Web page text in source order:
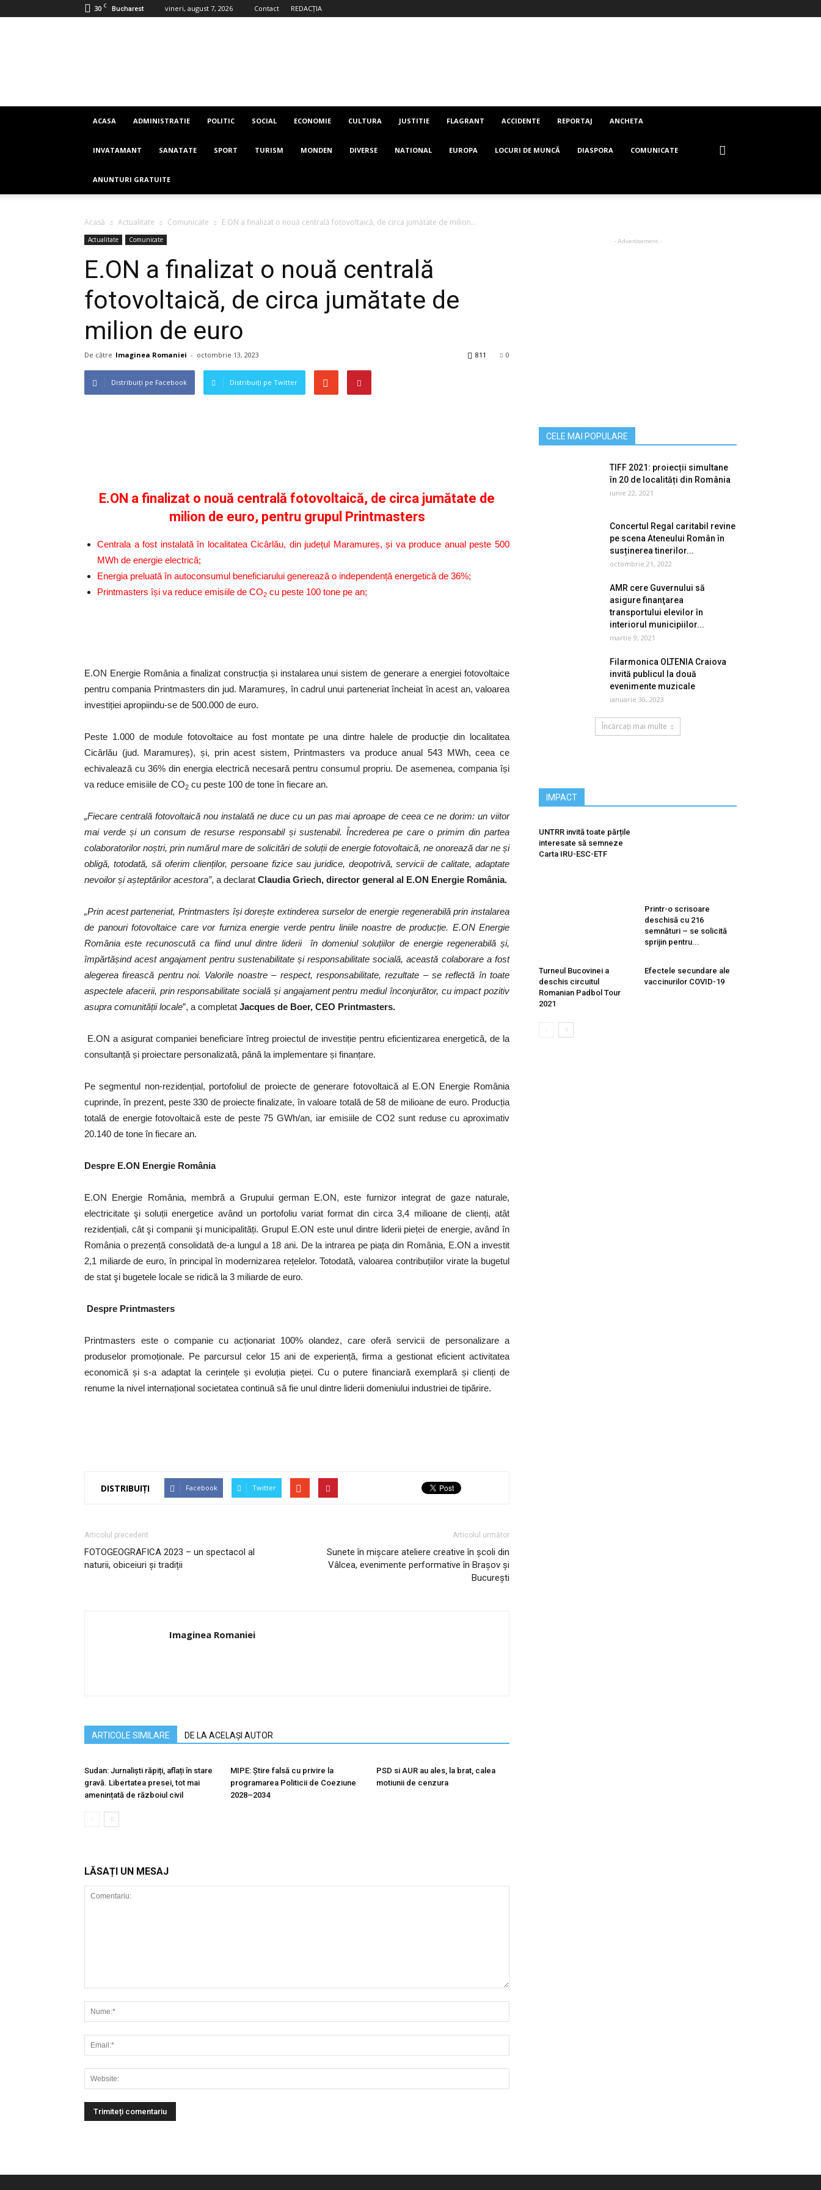
30 C Bucharest vineri, august 7, 2026 Contact REDACȚIA
ACASA ADMINISTRATIE POLITIC SOCIAL ECONOMIE CULTURA JUSTITIE FLAGRANT ACCIDENTE REPORTAJ ANCHETA
INVATAMANT SANATATE SPORT TURISM MONDEN DIVERSE NATIONAL EUROPA LOCURI DE MUNCĂ DIASPORA COMUNICATE
ANUNTURI GRATUITE
Acasă Actualitate Comunicate E.ON a finalizat o nouă centrală fotovoltaică, de circa jumătate de milion...
Actualitate Comunicate
E.ON a finalizat o nouă centrală
fotovoltaică, de circa jumătate de
milion de euro
De către Imaginea Romaniei - octombrie 13, 2023 0
811
Distribuiți pe Facebook Distribuiți pe Twitter
E.ON a finalizat o nouă centrală fotovoltaică, de circa jumătate de
milion de euro, pentru grupul Printmasters
Centrala a fost instalată în localitatea Cicârlău, din județul Maramureș, și va produce anual peste 500
MWh de energie electrică;
Energia preluată în autoconsumul beneficiarului generează o independență energetică de 36%;
Printmasters își va reduce emisiile de CO2 cu peste 100 tone pe an;
E.ON Energie România a finalizat construcția și instalarea unui sistem de generare a energiei fotovoltaice
pentru compania Printmasters din jud. Maramureș, în cadrul unui parteneriat încheiat în acest an, valoarea
investiției apropiindu-se de 500.000 de euro.
Peste 1.000 de module fotovoltaice au fost montate pe una dintre halele de producție din localitatea
Cicârlău (jud. Maramureș), și, prin acest sistem, Printmasters va produce anual 543 MWh, ceea ce
echivalează cu 36% din energia electrică necesară pentru consumul propriu. De asemenea, compania își
va reduce emisiile de CO2 cu peste 100 de tone în fiecare an.
„Fiecare centrală fotovoltaică nou instalată ne duce cu un pas mai aproape de ceea ce ne dorim: un viitor
mai verde și un consum de resurse responsabil și sustenabil. Încrederea pe care o primim din partea
colaboratorilor noștri, prin numărul mare de solicitări de soluții de energie fotovoltaică, ne onorează dar ne și
obligă, totodată, să oferim clienților, persoane fizice sau juridice, deopotrivă, servicii de calitate, adaptate
nevoilor și așteptărilor acestora”, a declarat Claudia Griech, director general al E.ON Energie România.
„Prin acest parteneriat, Printmasters își dorește extinderea surselor de energie regenerabilă prin instalarea
de panouri fotovoltaice care vor furniza energie verde pentru liniile noastre de producție. E.ON Energie
România este recunoscută ca fiind unul dintre liderii în domeniul soluțiilor de energie regenerabilă și,
împărtășind acest angajament pentru sustenabilitate și responsabilitate socială, această colaborare a fost
alegerea firească pentru noi. Valorile noastre – respect, responsabilitate, rezultate – se reflectă în toate
aspectele afacerii, prin responsabilitate socială și angajament pentru mediul înconjurător, cu impact pozitiv
asupra comunității locale”, a completat Jacques de Boer, CEO Printmasters.
E.ON a asigurat companiei beneficiare întreg proiectul de investiție pentru eficientizarea energetică, de la
consultanță și proiectare personalizată, până la implementare și finanțare.
Pe segmentul non-rezidențial, portofoliul de proiecte de generare fotovoltaică al E.ON Energie România
cuprinde, în prezent, peste 330 de proiecte finalizate, în valoare totală de 58 de milioane de euro. Producția
totală de energie fotovoltaică este de peste 75 GWh/an, iar emisiile de CO2 sunt reduse cu aproximativ
20.140 de tone în fiecare an.
Despre E.ON Energie România
E.ON Energie România, membră a Grupului german E.ON, este furnizor integrat de gaze naturale,
electricitate şi soluții energetice având un portofoliu variat format din circa 3,4 milioane de clienți, atât
rezidențiali, cât şi companii şi municipalități. Grupul E.ON este unul dintre liderii pieței de energie, având în
România o prezență consolidată de-a lungul a 18 ani. De la intrarea pe piața din România, E.ON a investit
2,1 miliarde de euro, în principal în modernizarea rețelelor. Totodată, valoarea contribuțiilor virate la bugetul
de stat şi bugetele locale se ridică la 3 miliarde de euro.
Despre Printmasters
Printmasters este o companie cu acționariat 100% olandez, care oferă servicii de personalizare a
produselor promoționale. Pe parcursul celor 15 ani de experiență, firma a gestionat eficient activitatea
economică și s-a adaptat la cerințele și evoluția pieței. Cu o putere financiară exemplară și clienți de
renume la nivel internațional societatea continuă să fie unul dintre liderii domeniului industriei de tipărire.
DISTRIBUIȚI Facebook Twitter
Articolul precedent
FOTOGEOGRAFICA 2023 – un spectacol al
naturii, obiceiuri și tradiții
Articolul următor
Sunete în mișcare ateliere creative în școli din
Vâlcea, evenimente performative în Brașov și
București
Imaginea Romaniei
ARTICOLE SIMILARE DE LA ACELAȘI AUTOR
Sudan: Jurnaliști răpiți, aflați în stare
gravă. Libertatea presei, tot mai
amenințată de războiul civil
MIPE: Știre falsă cu privire la
programarea Politicii de Coeziune
2028–2034
PSD si AUR au ales, la brat, calea
motiunii de cenzura
LĂSAȚI UN MESAJ
- Advertisement -
CELE MAI POPULARE
TIFF 2021: proiecții simultane
în 20 de localități din România
iunie 22, 2021
Concertul Regal caritabil revine
pe scena Ateneului Român în
susținerea tinerilor...
octombrie 21, 2022
AMR cere Guvernului să
asigure finanţarea
transportului elevilor în
interiorul municipiilor...
martie 9, 2021
Filarmonica OLTENIA Craiova
invită publicul la două
evenimente muzicale
ianuarie 30, 2023
Încărcați mai multe
IMPACT
UNTRR invită toate părțile
interesate să semneze
Carta IRU-ESC-ETF
Printr-o scrisoare
deschisă cu 216
semnături – se solicită
sprijin pentru...
Turneul Bucovinei a
deschis circuitul
Romanian Padbol Tour
2021
Efectele secundare ale
vaccinurilor COVID-19